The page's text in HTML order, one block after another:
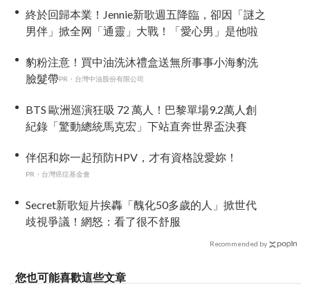
終於回歸本業！Jennie新歌週五降臨，卻因「謎之
男伴」掀全网「通靈」大戰！「愛心男」是他啦
豹粉注意！買中油洗沐禮盒送無所事事小海豹洗
臉髮帶PR・台灣中油股份有限公司
BTS 歐洲巡演狂吸 72 萬人！巴黎單場9.2萬人創
紀錄「驚動總統馬克宏」下站直奔世界盃決賽
伴侶和妳一起預防HPV，才有資格說愛妳！
PR・台灣癌症基金會
Secret新歌短片挨轟「醜化50多歲的人」掀世代
歧視爭議！網怒：看了很不舒服
Recommended by
您也可能喜歡這些文章